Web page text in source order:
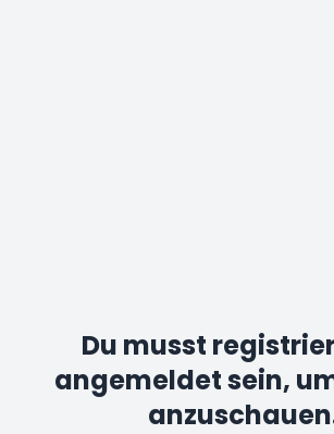
Du musst
angemeldet sein,